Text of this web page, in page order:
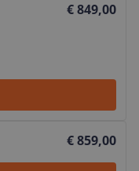
€ 849,00
€ 859,00